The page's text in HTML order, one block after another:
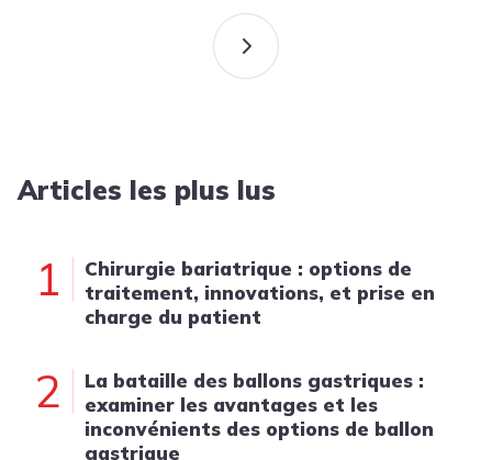
PAGE SUIVANTE
Articles les plus lus
1
Chirurgie bariatrique : options de
traitement, innovations, et prise en
charge du patient
2
La bataille des ballons gastriques :
examiner les avantages et les
inconvénients des options de ballon
gastrique